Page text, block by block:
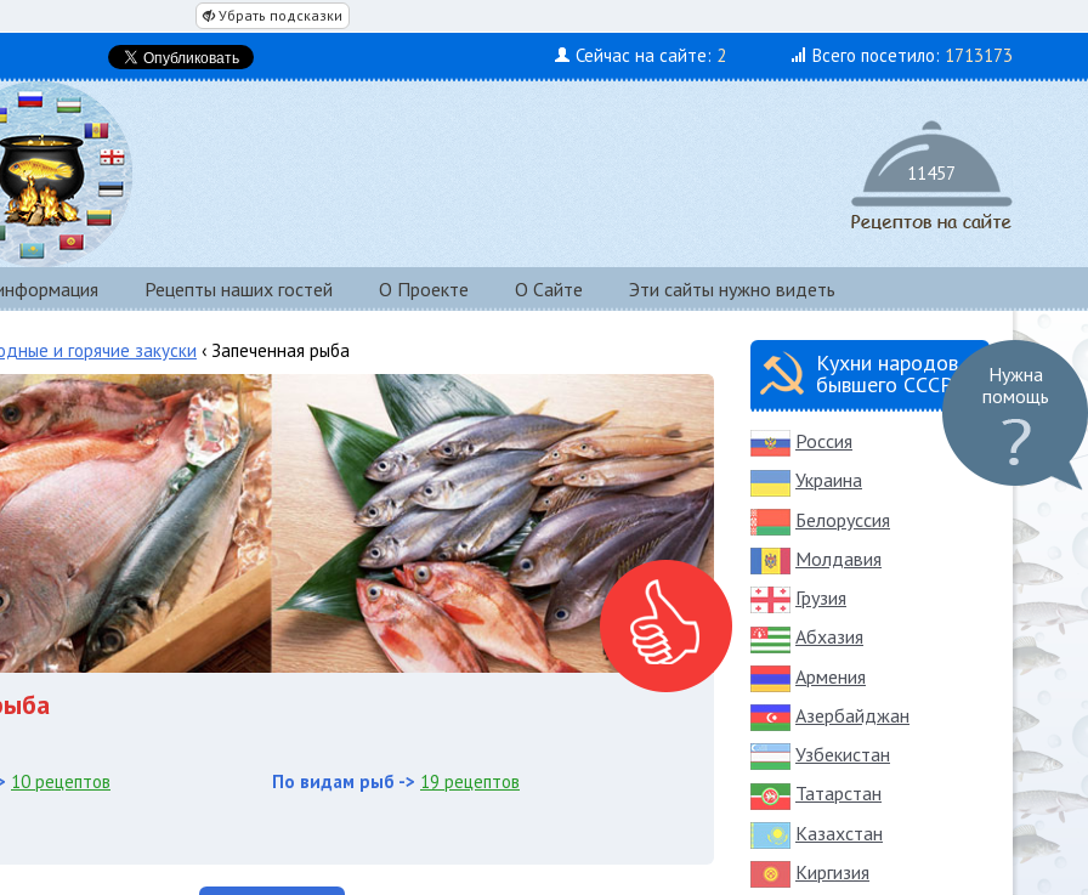
Убрать подсказки
Сейчас на сайте: 2 Всего посетило: 1713173
11457
Рецепты наших гостей О Проекте О Сайте Эти сайты нужно видеть
и горячие закуски ‹ Запеченная рыба
10 рецептов По видам рыб -> 19 рецептов
Кухни народов
бывшего СССР
Россия
Украина
Белоруссия
Молдавия
Грузия
Абхазия
Армения
Азербайджан
Узбекистан
Татарстан
Казахстан
Киргизия
Нужна
помощь